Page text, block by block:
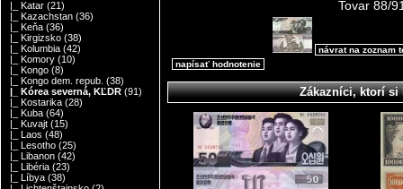
|_ Katar (21)
|_ Kazachstan (36)
|_ Keňa (36)
|_ Kirgizsko (38)
|_ Kolumbia (42)
|_ Komory (10)
|_ Kongo (8)
|_ Kongo dem. repub. (38)
|_ Kórea severná, KĽDR (91)
|_ Kostarika (28)
|_ Kuba (64)
|_ Kuvajt (15)
|_ Laos (48)
|_ Lesotho (25)
|_ Libanon (42)
|_ Libéria (23)
|_ Líbya (38)
Tovar 88/
návrat na zoznam
napísať hodnotenie
Zákazníci, ktorí si